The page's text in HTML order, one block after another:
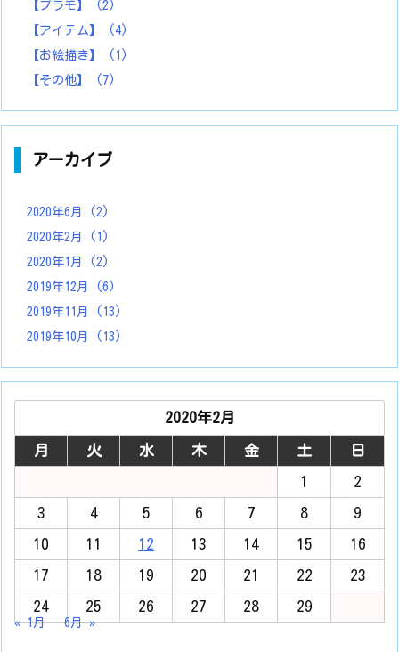
【プラモ】
(2)
【アイテム】
(4)
【お絵描き】
(1)
【その他】
(7)
アーカイブ
2020年6月
(2)
2020年2月
(1)
2020年1月
(2)
2019年12月
(6)
2019年11月
(13)
2019年10月
(13)
2020年2月
月 火 水 木 金 土 日
1 2
3 4 5 6 7 8 9
10 11 12 13 14 15 16
17 18 19 20 21 22 23
24 25 26 27 28 29
« 1月 6月 »